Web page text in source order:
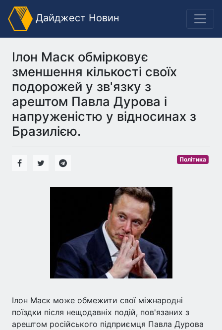
Дайджест Новин
Ілон Маск обмірковує
зменшення кількості своїх
подорожей у зв'язку з
арештом Павла Дурова і
напруженістю у відносинах з
Бразилією.
Політика
Ілон Маск може обмежити свої міжнародні
поїздки після нещодавніх подій, пов'язаних з
арештом російського підприємця Павла Дурова